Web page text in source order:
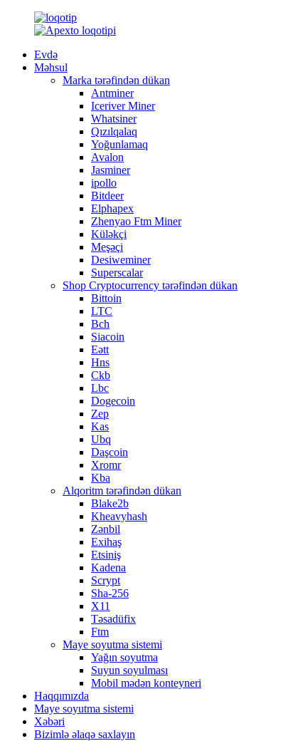
Evdə
Məhsul
Marka tərəfindən dükan
Antminer
Iceriver Miner
Whatsiner
Qızılqalaq
Yoğunlamaq
Avalon
Jasminer
ipollo
Bitdeer
Elphapex
Zhenyao Ftm Miner
Küləkçi
Meşəçi
Desiweminer
Superscalar
Shop Cryptocurrency tərəfindən dükan
Bittoin
LTC
Bch
Siacoin
Eətt
Hns
Ckb
Lbc
Dogecoin
Zep
Kas
Ubq
Daşcoin
Xromr
Kba
Alqoritm tərəfindən dükan
Blake2b
Kheavyhash
Zənbil
Exihaş
Etsiniş
Kadena
Scrypt
Sha-256
X11
Təsadüfix
Ftm
Maye soyutma sistemi
Yağın soyutma
Suyun soyulması
Mobil mədən konteyneri
Haqqımızda
Maye soyutma sistemi
Xəbəri
Bizimlə əlaqə saxlayın